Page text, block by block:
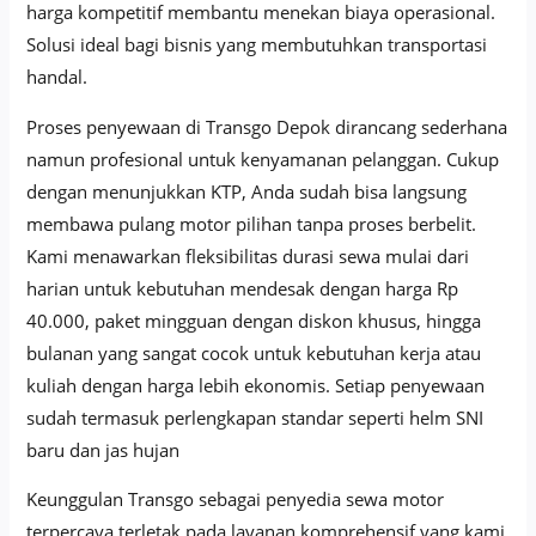
harga kompetitif membantu menekan biaya operasional.
Solusi ideal bagi bisnis yang membutuhkan transportasi
handal.
Proses penyewaan di Transgo Depok dirancang sederhana
namun profesional untuk kenyamanan pelanggan. Cukup
dengan menunjukkan KTP, Anda sudah bisa langsung
membawa pulang motor pilihan tanpa proses berbelit.
Kami menawarkan fleksibilitas durasi sewa mulai dari
harian untuk kebutuhan mendesak dengan harga Rp
40.000, paket mingguan dengan diskon khusus, hingga
bulanan yang sangat cocok untuk kebutuhan kerja atau
kuliah dengan harga lebih ekonomis. Setiap penyewaan
sudah termasuk perlengkapan standar seperti helm SNI
baru dan jas hujan
Keunggulan Transgo sebagai penyedia sewa motor